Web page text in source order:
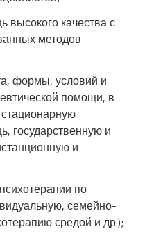
высокого качества с
методов
формы, условий и
помощи, в
государственную и
и
по
семейно-
средой и др.);